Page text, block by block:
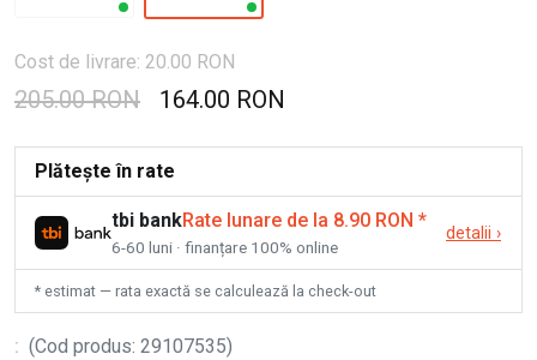
Cost de livrare: 20.00 RON
205.00 RON 164.00 RON
Plătește în rate
tbi bankRate lunare de la 8.90 RON *
6-60 luni · finanțare 100% online
detalii ›
* estimat — rata exactă se calculează la check-out
: (Cod produs: 29107535)